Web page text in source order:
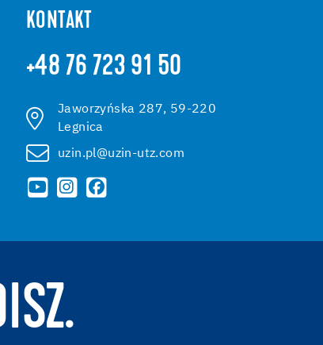
KONTAKT
+48 76 723 91 50
Jaworzyńska 287, 59-220
Legnica
uzin.pl@uzin-utz.com